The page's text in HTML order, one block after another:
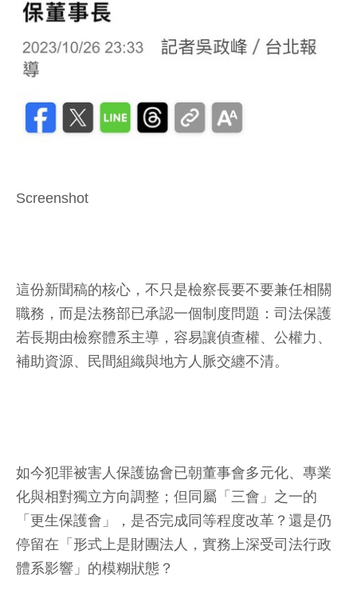
Screenshot
這份新聞稿的核心，不只是檢察長要不要兼任相關
職務，而是法務部已承認一個制度問題：司法保護
若長期由檢察體系主導，容易讓偵查權、公權力、
補助資源、民間組織與地方人脈交纏不清。
如今犯罪被害人保護協會已朝董事會多元化、專業
化與相對獨立方向調整；但同屬「三會」之一的
「更生保護會」，是否完成同等程度改革？還是仍
停留在「形式上是財團法人，實務上深受司法行政
體系影響」的模糊狀態？